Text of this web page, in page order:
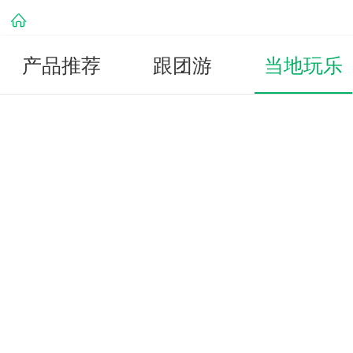
产品推荐 跟团游 当地玩乐